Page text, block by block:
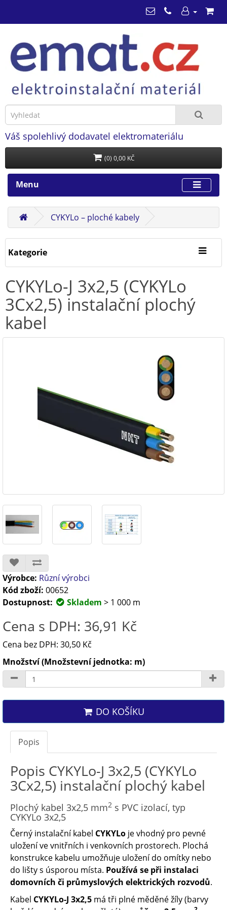
Váš spolehlivý dodavatel elektromateriálu
(0) 0,00 KČ
Menu
CYKYLo – ploché kabely
Kategorie
CYKYLo-J 3x2,5 (CYKYLo
3Cx2,5) instalační plochý
kabel
Výrobce: Různí výrobci
Kód zboží: 00652
Dostupnost:
Skladem > 1 000 m
Cena s DPH: 36,91 Kč
Cena bez DPH: 30,50 Kč
Množství (Množstevní jednotka: m)
DO KOŠÍKU
Popis
Popis CYKYLo-J 3x2,5 (CYKYLo
3Cx2,5) instalační plochý kabel
Plochý kabel 3x2,5 mm2 s PVC izolací, typ
CYKYLo 3x2,5
Černý instalační kabel CYKYLo je vhodný pro pevné
uložení ve vnitřních i venkovních prostorech. Plochá
konstrukce kabelu umožňuje uložení do omítky nebo
do lišty s úsporou místa. Používá se při instalaci
domovních či průmyslových elektrických rozvodů.
Kabel CYKYLo-J 3x2,5 má tři plné měděné žíly (barvy